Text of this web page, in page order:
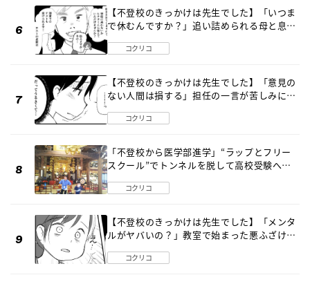
【不登校のきっかけは先生でした】「いつま
で休むんですか？」追い詰められる母と息子
コクリコ
【不登校のきっかけは先生でした】「意見の
ない人間は損する」担任の一言が苦しみに…
コクリコ
「不登校から医学部進学」“ラップとフリー
スクール”でトンネルを脱して高校受験へ
コクリコ
【不登校のきっかけは先生でした】「メンタ
ルがヤバいの？」教室で始まった悪ふざけ
コクリコ